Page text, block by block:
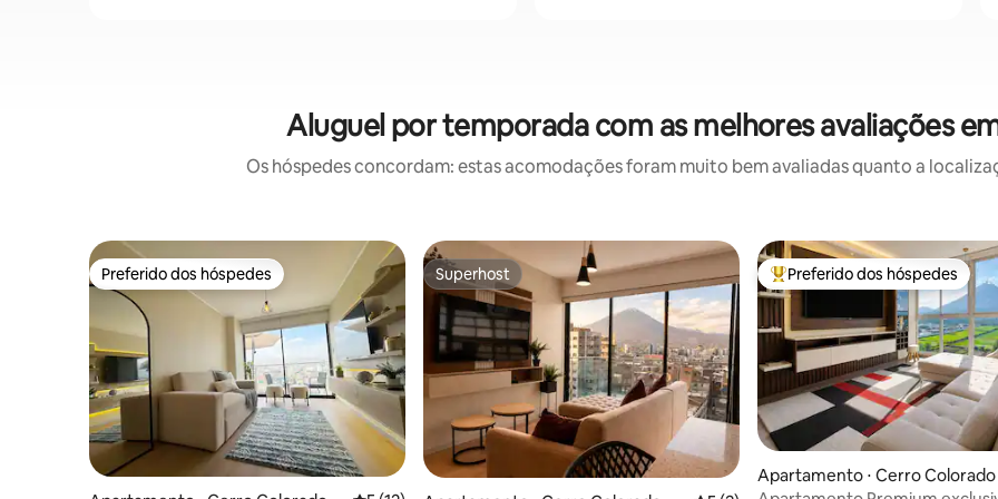
Aluguel por temporada com as melhores avaliações
Os hóspedes concordam: estas acomodações foram muito bem avaliadas quanto a
Preferido dos hóspedes
Preferido dos hóspedes Superhost
Superhost Entre os melhores preferidos
Preferido dos hóspedes
Apartamento ⋅ Cerro Colorado